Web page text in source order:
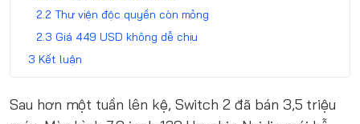
Thư viện độc quyền còn mỏng
Giá 449 USD không dễ chịu
Kết luận
Sau hơn một tuần lên kệ, Switch 2 đã bán 3,5 triệu